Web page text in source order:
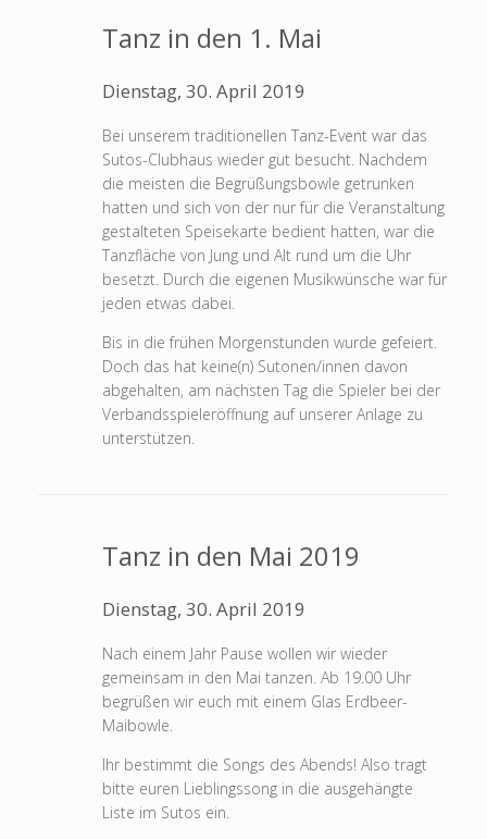
Tanz in den 1. Mai
Dienstag, 30. April 2019
Bei unserem traditionellen Tanz-Event war das
Sutos-Clubhaus wieder gut besucht. Nachdem
die meisten die Begrüßungsbowle getrunken
hatten und sich von der nur für die Veranstaltung
gestalteten Speisekarte bedient hatten, war die
Tanzfläche von Jung und Alt rund um die Uhr
besetzt. Durch die eigenen Musikwünsche war für
jeden etwas dabei.
Bis in die frühen Morgenstunden wurde gefeiert.
Doch das hat keine(n) Sutonen/innen davon
abgehalten, am nächsten Tag die Spieler bei der
Verbandsspieleröffnung auf unserer Anlage zu
unterstützen.
Tanz in den Mai 2019
Dienstag, 30. April 2019
Nach einem Jahr Pause wollen wir wieder
gemeinsam in den Mai tanzen. Ab 19.00 Uhr
begrüßen wir euch mit einem Glas Erdbeer-
Maibowle.
Ihr bestimmt die Songs des Abends! Also tragt
bitte euren Lieblingssong in die ausgehängte
Liste im Sutos ein.